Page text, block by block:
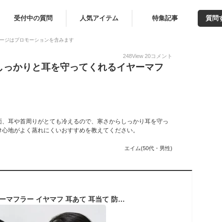
受付中の質問 人気アイテム 特集記事 質問
ジはプロモーションを含みます
248View 20コメント
かりと耳を守ってくれるイヤーマフ
耳や首周りがとても冷えるので、寒さからしっかり耳を守っ
地がよく蒸れにくいおすすめを教えてください。
エイム(50代・男性)
イヤーマフ ボア イヤーマフラー イヤマフ 耳あて 耳当て 防寒 秋 冬 レディース メンズ イヤーウォーマー スポーツ ランニング 自転車 温かい 暖かい サイズ調整 ニット コンパクト 折りたたみ あったかグッズ